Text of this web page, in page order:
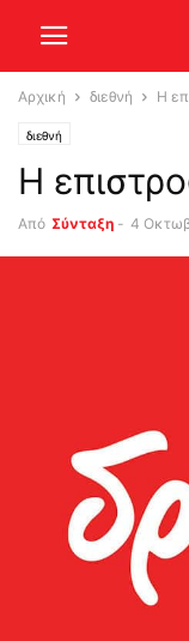
Αρχική διεθνή Η
διεθνή
Η
Από Σύνταξη - 4